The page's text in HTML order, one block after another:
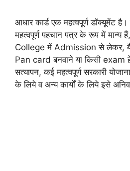
आधार कार्ड एक महत्वपूर्ण डॉक्यूमेंट
महत्वपूर्ण पहचान पत्र के रूप में
College में Admission से लेकर,
Pan card बनवाने या किसी
सत्यापन, कई महत्वपूर्ण सरकारी
के लिये व अन्य कार्यों के लिये इसे